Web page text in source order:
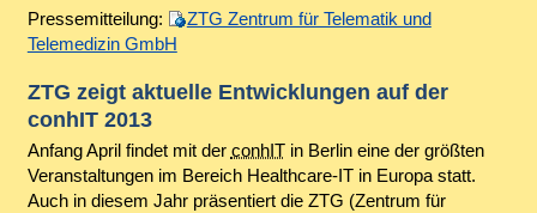
Pressemitteilung:
ZTG Zentrum für Telematik und
Telemedizin GmbH
ZTG zeigt aktuelle Entwicklungen auf der
conhIT 2013
Anfang April findet mit der conhITin Berlin eine der größten
Veranstaltungen im Bereich Healthcare-IT in Europa statt.
Auch in diesem Jahr präsentiert die ZTG (Zentrum für